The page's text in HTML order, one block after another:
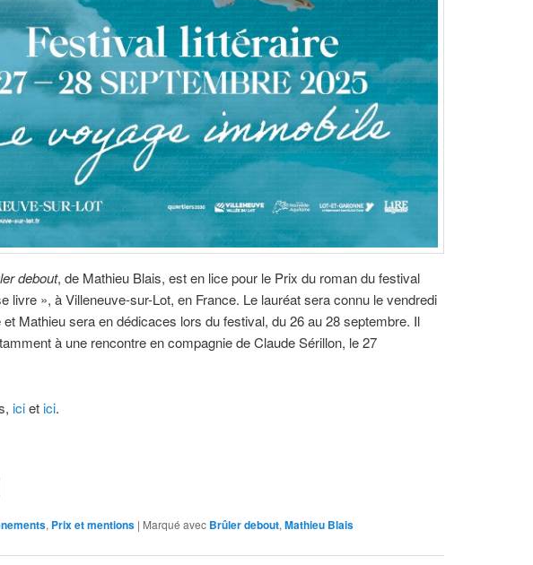
debout, de Mathieu Blais, est en lice pour le Prix du roman du festival
livre », à Villeneuve-sur-Lot, en France. Le lauréat sera connu le vendredi
Mathieu sera en dédicaces lors du festival, du 26 au 28 septembre. Il
à une rencontre en compagnie de Claude Sérillon, le 27
icietici.
, Prix et mentions | Marqué avec Brûler debout, Mathieu Blais